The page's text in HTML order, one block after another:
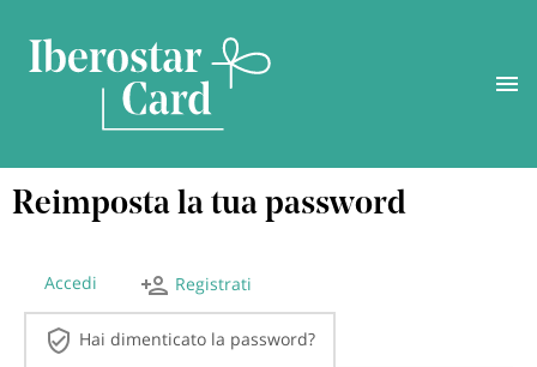
Reimposta la tua password
primarie
Accedi Registrati
Hai dimenticato la password?